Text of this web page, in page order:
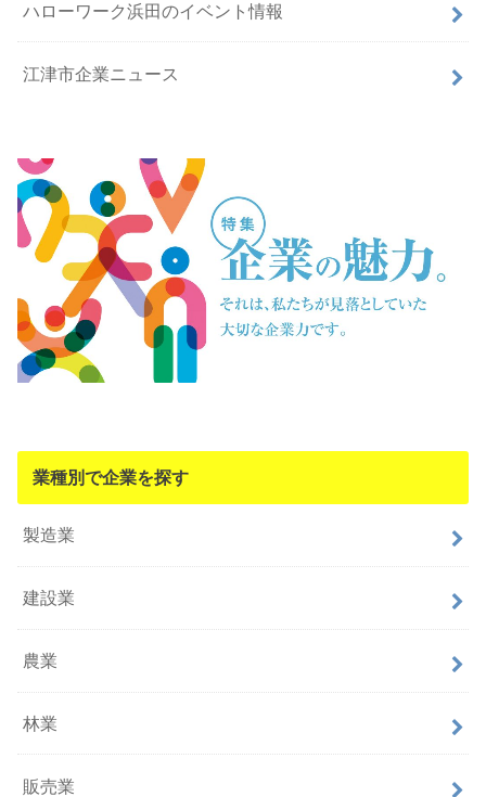
ハローワーク浜田のイベント情報
江津市企業ニュース
業種別で企業を探す
製造業
建設業
農業
林業
販売業